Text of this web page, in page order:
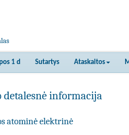
1 d Sutartys Ataskaitos
informacija
atominė elektrinė